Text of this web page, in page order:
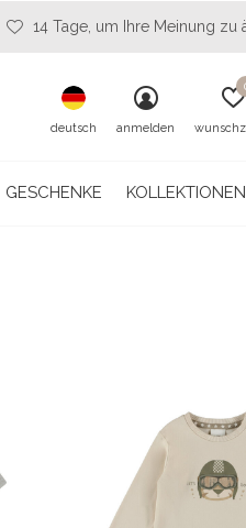
GESCHENKE KOLLEKTIONEN
deutsch anmelden
14 Tage, um Ihre Meinung zu